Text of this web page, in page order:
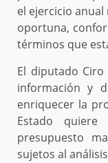
el ejercicio
oportuna,
términos que
El diputado Ciro
información y
enriquecer la
Estado
presupuesto
sujetos al